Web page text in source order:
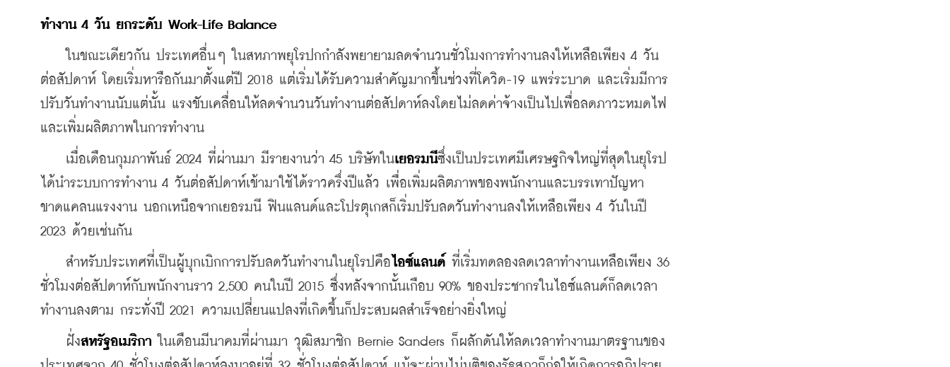
ทำงาน 4 วัน ยกระดับ Work-Life Balance
ในขณะเดียวกัน ประเทศอื่นๆ ในสหภาพยุโรปกกำลังพยายามลดจำนวนชั่วโมงการทำงานลงให้เหลือเพียง 4 วัน
ต่อสัปดาห์ โดยเริ่มหารือกันมาตั้งแต่ปี 2018 แต่เริ่มได้รับความสำคัญมากขึ้นช่วงที่โควิด-19 แพร่ระบาด และเริ่มมีการ
ปรับวันทำงานนับแต่นั้น แรงขับเคลื่อนให้ลดจำนวนวันทำงานต่อสัปดาห์ลงโดยไม่ลดค่าจ้างเป็นไปเพื่อลดภาวะหมดไฟ
และเพิ่มผลิตภาพในการทำงาน
เมื่อเดือนกุมภาพันธ์ 2024 ที่ผ่านมา มีรายงานว่า 45 บริษัทในเยอรมนีซึ่งเป็นประเทศมีเศรษฐกิจใหญ่ที่สุดในยุโรป
ได้นำระบบการทำงาน 4 วันต่อสัปดาห์เข้ามาใช้ได้ราวครึ่งปีแล้ว เพื่อเพิ่มผลิตภาพของพนักงานและบรรเทาปัญหา
ขาดแคลนแรงงาน นอกเหนือจากเยอรมนี ฟินแลนด์และโปรตุเกสก็เริ่มปรับลดวันทำงานลงให้เหลือเพียง 4 วันในปี
2023 ด้วยเช่นกัน
สำหรับประเทศที่เป็นผู้บุกเบิกการปรับลดวันทำงานในยุโรปคือ ไอซ์แลนด์ ที่เริ่มทดลองลดเวลาทำงานเหลือเพียง 36
ชั่วโมงต่อสัปดาห์กับพนักงานราว 2,500 คนในปี 2015 ซึ่งหลังจากนั้นเกือบ 90% ของประชากรในไอซ์แลนด์ก็ลดเวลา
ทำงานลงตาม กระทั่งปี 2021 ความเปลี่ยนแปลงที่เกิดขึ้นก็ประสบผลสำเร็จอย่างยิ่งใหญ่
ฝั่งสหรัฐอเมริกา ในเดือนมีนาคมที่ผ่านมา วุฒิสมาชิก Bernie Sanders ก็ผลักดันให้ลดเวลาทำงานมาตรฐานของ